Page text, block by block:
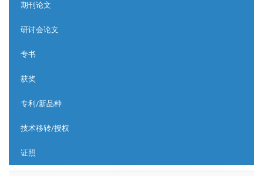
期刊论文
研讨会论文
专书
获奖
专利/新品种
技术移转/授权
证照